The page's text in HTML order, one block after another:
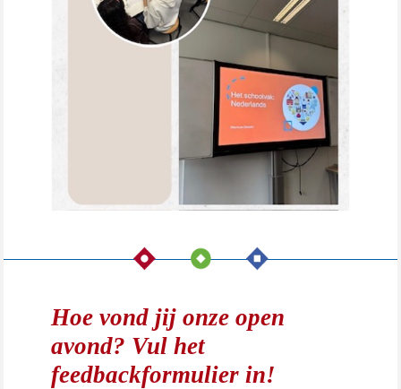
Hoe vond jij onze open
avond? Vul het
feedbackformulier in!